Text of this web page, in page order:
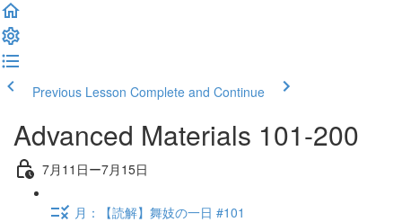
Previous Lesson Complete and Continue
Advanced Materials 101-200
7月11日ー7月15日
月：【読解】舞妓の一日 #101